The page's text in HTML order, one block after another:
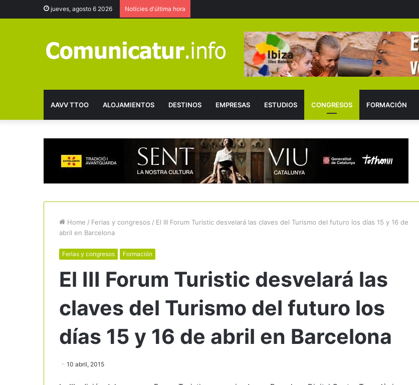
jueves, agosto 6 2026 Notícies d'última hora
AAVV TTOO ALOJAMIENTOS DESTINOS EMPRESAS ESTUDIOS CONGRESOS FORMACIÓN
Home / Ferias y congresos / El III Forum Turistic desvelará las claves del Turismo del futuro los días 15 y 16 de
abril en Barcelona
Ferias y congresos Formación
El III Forum Turistic desvelará las
claves del Turismo del futuro los
días 15 y 16 de abril en Barcelona
10 abril, 2015